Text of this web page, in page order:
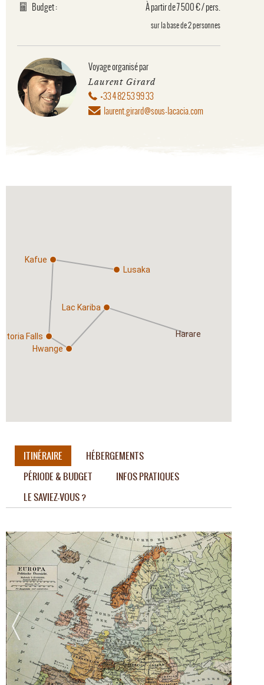
Budget :
À partir de 7 500 € / pers.
sur la base de 2 personnes
Voyage organisé par
Laurent Girard
+33 4 82 53 99 33
laurent.girard@sous-lacacia.com
Lusaka
Kafue
Falls
Hwange
Lac Kariba
Harare
ITINÉRAIRE
HÉBERGEMENTS
PÉRIODE & BUDGET
INFOS PRATIQUES
LE SAVIEZ-VOUS ?